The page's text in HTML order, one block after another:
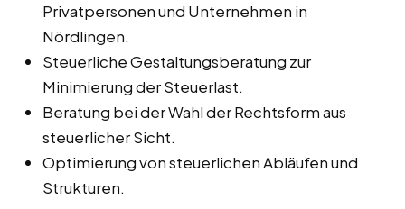
Privatpersonen und Unternehmen in
Nördlingen.
Steuerliche Gestaltungsberatung zur
Minimierung der Steuerlast.
Beratung bei der Wahl der Rechtsform aus
steuerlicher Sicht.
Optimierung von steuerlichen Abläufen und
Strukturen.